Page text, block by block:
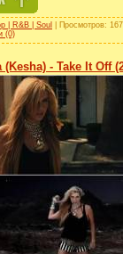
| R&B | Soul
| Просмотров:
(0)
(Kesha) - Take It Off